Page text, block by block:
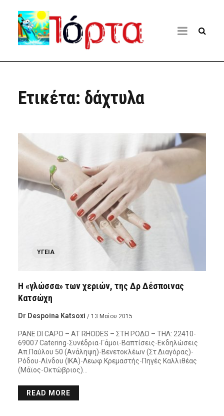
Ετικέτα: δάχτυλα
ΥΓΕΊΑ
Η «γλώσσα» των χεριών, της Δρ Δέσποινας
Κατσώχη
Dr Despoina Katsoxi / 13 Μαΐου 2015
PANE DI CAPO – AT RHODES – ΣΤΗ ΡΟΔΟ – ΤΗΛ: 22410-
69007 Catering-Συνέδρια-Γάμοι-Βαπτίσεις-Εκδηλώσεις
Απ.Παύλου 50 (Ανάληψη)-Βενετοκλέων (Στ.Διαγόρας)-
Ρόδου-Λίνδου (ΙΚΑ)-Λεωφ.Κρεμαστής-Πηγές Καλλιθέας
(Μάϊος-Οκτώβριος)…
READ MORE